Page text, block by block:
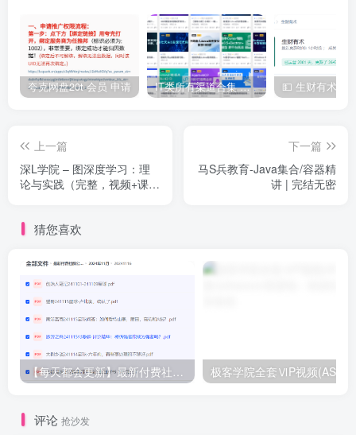
夸克网盘20t 会员 申请 IT类所有渠道合集 持续日更，目前近四千多条资源 年费用户微信私信获取权限
上一篇
深L学院 – 图深度学习：理
论与实践（完整，视频+课
下一篇
马S兵教育-Java集合/容器精
讲 | 完结无密
猜您喜欢
【每天都会更新】最新付费社群公众号文章 极客学院全套ⅥP视频(AS版)
评论 抢沙发